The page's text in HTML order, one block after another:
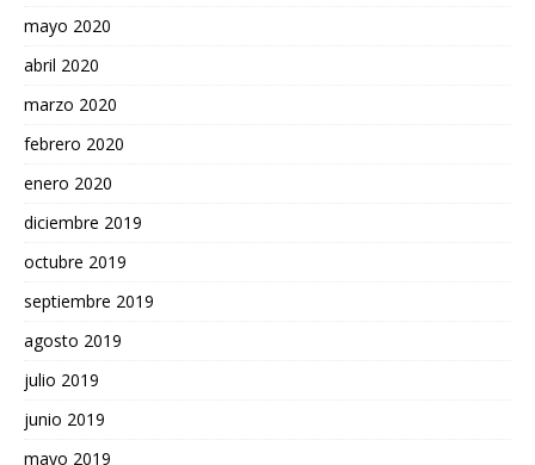
mayo 2020
abril 2020
marzo 2020
febrero 2020
enero 2020
diciembre 2019
octubre 2019
septiembre 2019
agosto 2019
julio 2019
junio 2019
mayo 2019